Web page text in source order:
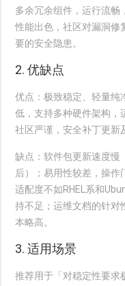
多余冗余组件，运行流畅
性能出色，社区对漏洞修
要的安全隐患。
2. 优缺点
优点 ：极致稳定、轻量
低，支持多种硬件架构，
社区严谨，安全补丁更新
缺点 ：软件包更新速度
后）；易用性较差，操作
适配度不如RHEL系和
持不足；运维文档的针
本略高。
3. 适用场景
推荐用于「对稳定性要求